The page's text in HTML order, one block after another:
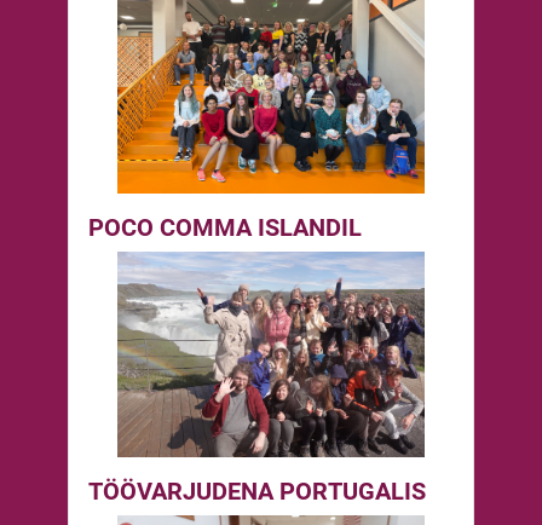
POCO COMMA ISLANDIL
TÖÖVARJUDENA PORTUGALIS